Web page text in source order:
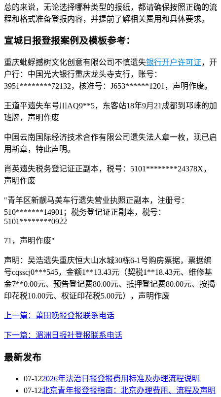
总的来说，无论选择哪种类型的报纸，都请确保按照正确的流
程和格式准备登报内容，并提前了解相关费用和具体要求。
宣城日报登报案例及模板参考：
重庆蚍蜉撼树文化创意有限公司不慎遗失银行开户许可证，开
户行：中国光大银行重庆龙头寺支行，账号：
3951********72132，核准号：J653******1201，声明作废。
王道平遗失车号川AQ9**5，东客站18年9月21成都到邛崃的加
班牌，声明作废
中国云南国际经济技术合作有限公司遗失法人章一枚，现已启
用新章，特此声明。
肖英遗失税务登记证正副本，税号：5101********24378X，
声明作废
"青羊区新靓马美车行遗失营业执照正副本，注册号：
510*******14901；税务登记证正副本，税号：
5101********0922
71，声明作废"
声明：吴浩遗失重庆恒大山水城30栋6-1号购房票据，票据编
号cqsscj0***545，金额1**13.43元（契税1**18.43元、维修基
金7**0.00元、预告登记费80.00元、抵押登记费80.00元、按揭
印花税10.00元、权证印花税5.00元），声明作废
上一篇：莆田晚报登报联系电话
下一篇：湄洲日报社登报联系电话
最新发布
07-122026年法治日报登报费用标准及办理流程说明
07-12北京青年报登报指南：北京办理费用、流程及声明